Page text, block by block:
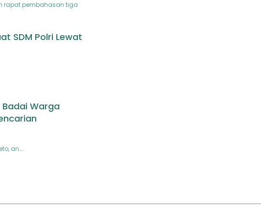
rapat pembahasan tiga
SDM Polri Lewat
Warga
an….